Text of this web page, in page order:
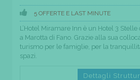
5 OFFERTE E LAST MINUTE
L’Hotel Miramare Inn è un Hotel 3
a Marotta di Fano. Grazie alla sua
turismo per le famiglie, per la
spazi.
Dettagli